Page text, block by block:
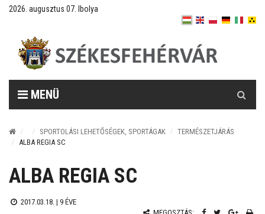
2026. augusztus 07. Ibolya
MENÜ
SPORTOLÁSI LEHETŐSÉGEK, SPORTÁGAK
TERMÉSZETJÁRÁS
ALBA REGIA SC
ALBA REGIA SC
2017.03.18. | 9 ÉVE